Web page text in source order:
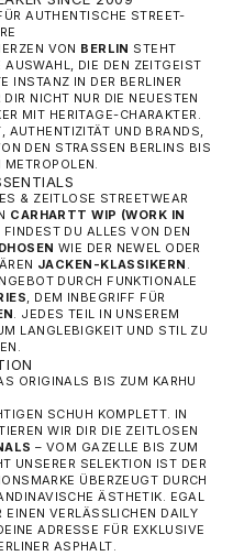
AUTHENTISCHE STREET-
VON BERLIN STEHT
AUSWAHL, DIE DEN ZEITGEIST
INSTANZ IN DER BERLINER
DIR NICHT NUR DIE NEUESTEN
MIT HERITAGE-CHARAKTER.
AUTHENTIZITÄT UND BRANDS,
DEN STRASSEN BERLINS BIS I
& ZEITLOSE STREETWEAR
CARHARTT WIP (WORK IN
FINDEST DU ALLES VON DEN
WIE DER NEWEL ODER
JACKEN-KLASSIKERN .
DURCH FUNKTIONALE
, DEM INBEGRIFF FÜR
. JEDES TEIL IN UNSEREM
LANGLEBIGKEIT UND STIL ZU
ORIGINALS BIS ZUM KARHU
SCHUH KOMPLETT. IN
WIR DIR DIE ZEITLOSEN
– VOM GAZELLE BIS ZUM
UNSERER SELEKTION IST DER
ÜBERZEUGT DURCH
ÄSTHETIK. EGAL
EINEN VERLÄSSLICHEN DAILY
ADRESSE FÜR EXKLUSIVE
ASPHALT.